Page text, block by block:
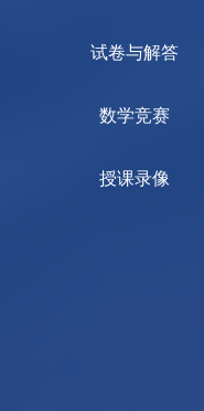
试卷与解答
数学竞赛
授课录像